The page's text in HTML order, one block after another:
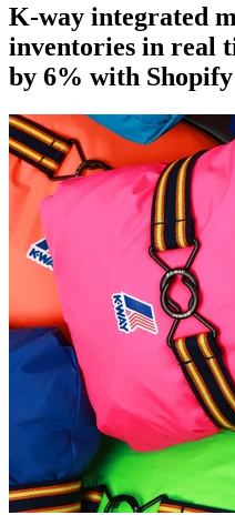
K-way integrated
inventories in real
by 6% with Shopify